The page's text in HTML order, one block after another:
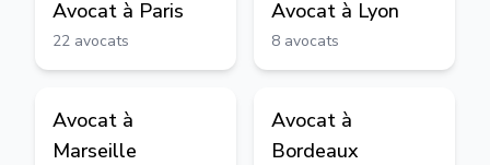
Avocat à Paris
22 avocats
Avocat à Lyon
8 avocats
Avocat à
Marseille
Avocat à
Bordeaux